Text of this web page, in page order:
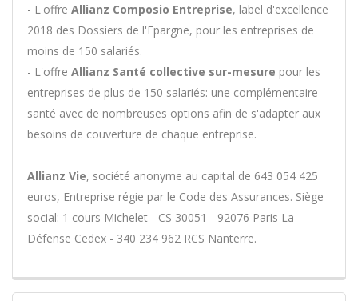
- L'offre Allianz Composio Entreprise, label d'excellence
2018 des Dossiers de l'Epargne, pour les entreprises de
moins de 150 salariés.
- L'offre Allianz Santé collective sur-mesure pour les
entreprises de plus de 150 salariés: une complémentaire
santé avec de nombreuses options afin de s'adapter aux
besoins de couverture de chaque entreprise.
Allianz Vie, société anonyme au capital de 643 054 425
euros, Entreprise régie par le Code des Assurances. Siège
social: 1 cours Michelet - CS 30051 - 92076 Paris La
Défense Cedex - 340 234 962 RCS Nanterre.